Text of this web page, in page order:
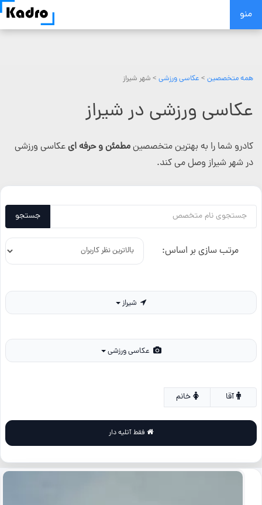
Skip
منو
همه متخصصین > عکاسی ورزشی > شهر شیراز
عکاسی ورزشی در شیراز
کادرو شما را به بهترین متخصصینمطمئن و حرفه ایعکاسی ورزشی
در شهر شیراز وصل می کند.
جستجو
مرتب سازی بر اساس:
خانم